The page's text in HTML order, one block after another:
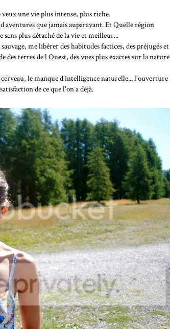
une vie plus intense, plus riche.
aventures que jamais auparavant. Et Quelle région
plus détaché de la vie et meilleur...
me libérer des habitudes factices, des préjugés et
terres de l Ouest, des vues plus exactes sur la nature
le manque d intelligence naturelle... l'ouverture
de ce que l'on a déjà.